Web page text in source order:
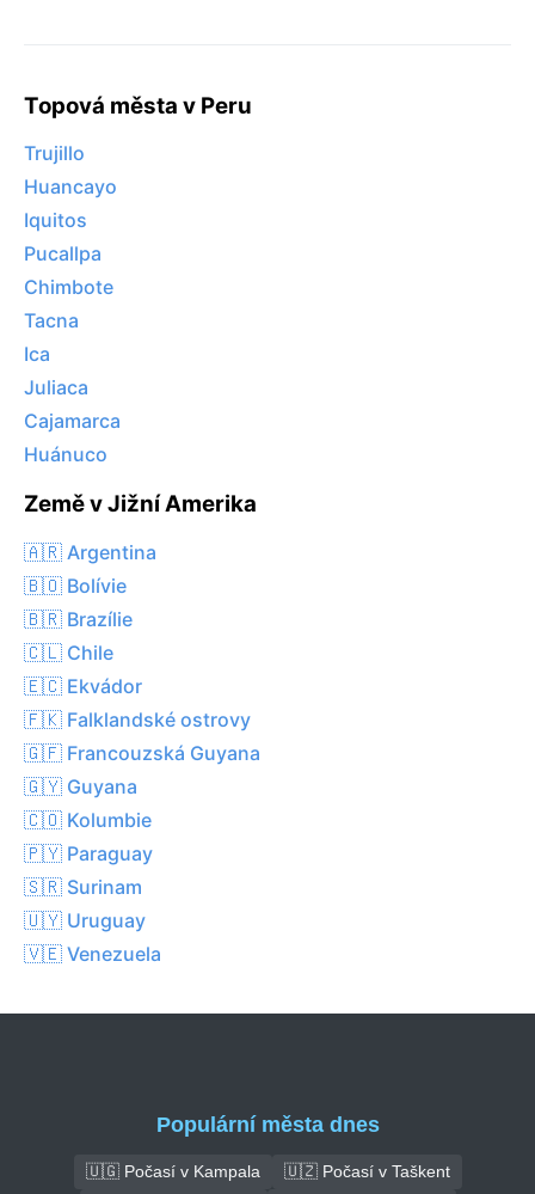
Topová města v Peru
Trujillo
Huancayo
Iquitos
Pucallpa
Chimbote
Tacna
Ica
Juliaca
Cajamarca
Huánuco
Země v Jižní Amerika
🇦🇷 Argentina
🇧🇴 Bolívie
🇧🇷 Brazílie
🇨🇱 Chile
🇪🇨 Ekvádor
🇫🇰 Falklandské ostrovy
🇬🇫 Francouzská Guyana
🇬🇾 Guyana
🇨🇴 Kolumbie
🇵🇾 Paraguay
🇸🇷 Surinam
🇺🇾 Uruguay
🇻🇪 Venezuela
Populární města dnes
🇺🇬 Počasí v Kampala
🇺🇿 Počasí v Taškent